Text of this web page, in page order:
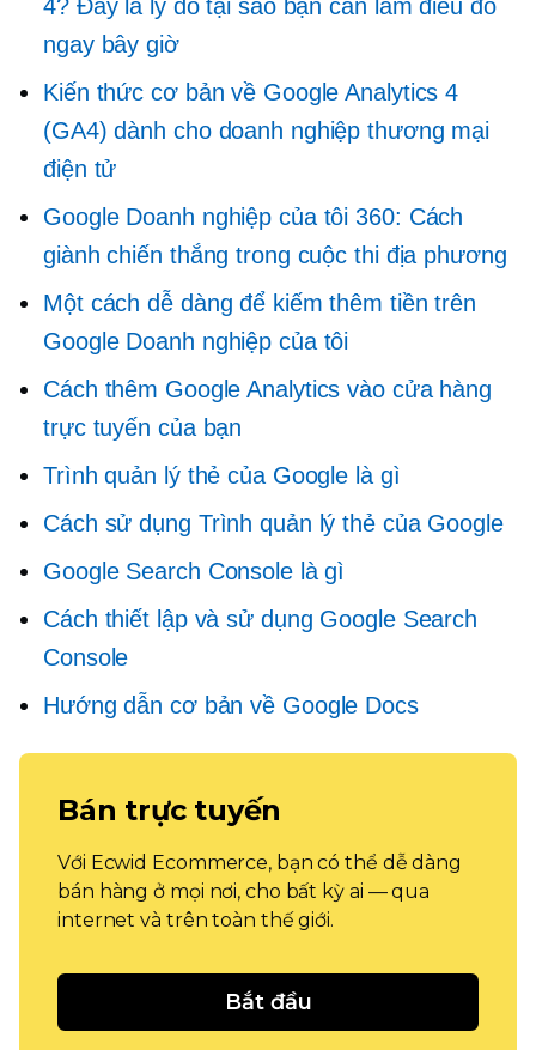
4? Đây là lý do tại sao bạn cần làm điều đó
ngay bây giờ
Kiến thức cơ bản về Google Analytics 4
(GA4) dành cho doanh nghiệp thương mại
điện tử
Google Doanh nghiệp của tôi 360: Cách
giành chiến thắng trong cuộc thi địa phương
Một cách dễ dàng để kiếm thêm tiền trên
Google Doanh nghiệp của tôi
Cách thêm Google Analytics vào cửa hàng
trực tuyến của bạn
Trình quản lý thẻ của Google là gì
Cách sử dụng Trình quản lý thẻ của Google
Google Search Console là gì
Cách thiết lập và sử dụng Google Search
Console
Hướng dẫn cơ bản về Google Docs
Bán trực tuyến
Với Ecwid Ecommerce, bạn có thể dễ dàng
bán hàng ở mọi nơi, cho bất kỳ ai — qua
internet và trên toàn thế giới.
Bắt đầu